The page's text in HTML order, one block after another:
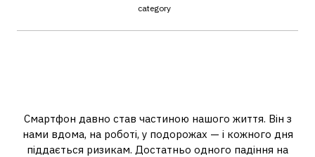
category
Смартфон давно став частиною нашого життя. Він з
нами вдома, на роботі, у подорожах — і кожного дня
піддається ризикам. Достатньо одного падіння на